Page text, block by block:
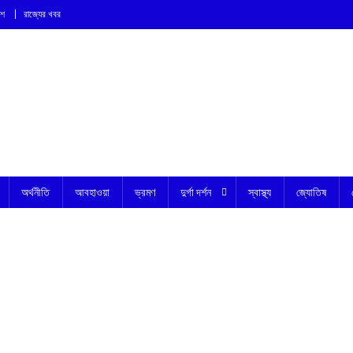
রাজ্যের খবর
অর্থনীতি আবহাওয়া ভ্রমণ দুর্গা দর্শন স্বাস্থ্য জ্যোতিষ